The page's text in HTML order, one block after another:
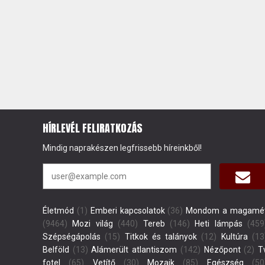
HÍRLEVÉL FELIRATKOZÁS
Mindig naprakészen legfrissebb híreinkből!
Életmód (1) Emberi kapcsolatok(36) Mondom a
(9464)
Mozi világ (440) Tereb (146) Heti lámpás
Szépségápolás (15) Titkok és talányok (12) Kultúra
Belföld (13) Alámerült atlantiszom (142) Nézőpont(2)
fotel
(65) Vetítő(30) Mozaik (85) Egészség